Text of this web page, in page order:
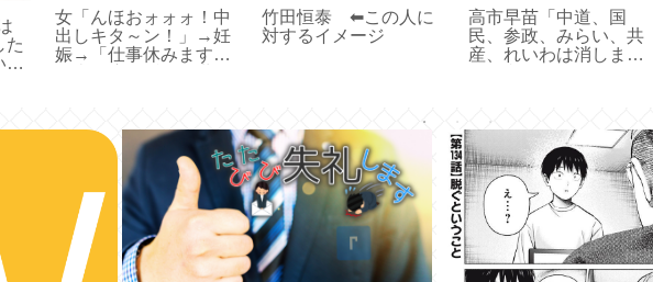
た
、
女「んほおォォォ！中
出しキタ～ン！」→妊
娠→「仕事休みます。
竹田恒泰 ⬅︎この人に
対するイメージ
高市早苗「中道、国
民、参政、みらい、共
産、れいわは消しま